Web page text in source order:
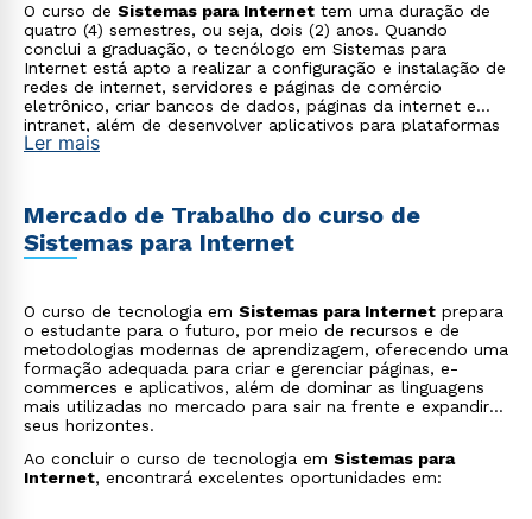
O curso de Sistemas para Internet tem uma duração de
quatro (4) semestres, ou seja, dois (2) anos. Quando
conclui a graduação, o tecnólogo em Sistemas para
Internet está apto a realizar a configuração e instalação de
redes de internet, servidores e páginas de comércio
eletrônico, criar bancos de dados, páginas da internet e
intranet, além de desenvolver aplicativos para plataformas
móveis.
Ler mais
Mercado de Trabalho do curso de
Sistemas para Internet
O curso de tecnologia em Sistemas para Internet prepara
o estudante para o futuro, por meio de recursos e de
metodologias modernas de aprendizagem, oferecendo uma
formação adequada para criar e gerenciar páginas, e-
commerces e aplicativos, além de dominar as linguagens
mais utilizadas no mercado para sair na frente e expandir
seus horizontes.
Ao concluir o curso de tecnologia em Sistemas para
Internet, encontrará excelentes oportunidades em: